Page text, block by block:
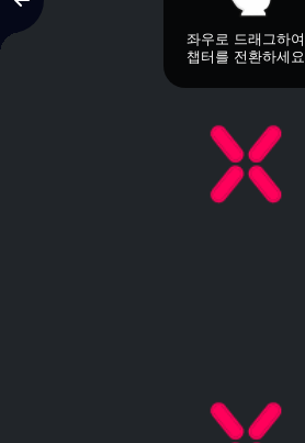
좌우로 드래그하여
챕터를 전환하세요